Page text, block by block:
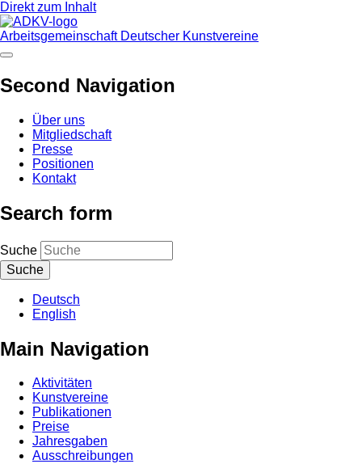
Direkt zum Inhalt
Arbeitsgemeinschaft Deutscher Kunstvereine
Second Navigation
Über uns
Mitgliedschaft
Presse
Positionen
Kontakt
Search form
Suche
Deutsch
English
Main Navigation
Aktivitäten
Kunstvereine
Publikationen
Preise
Jahresgaben
Ausschreibungen